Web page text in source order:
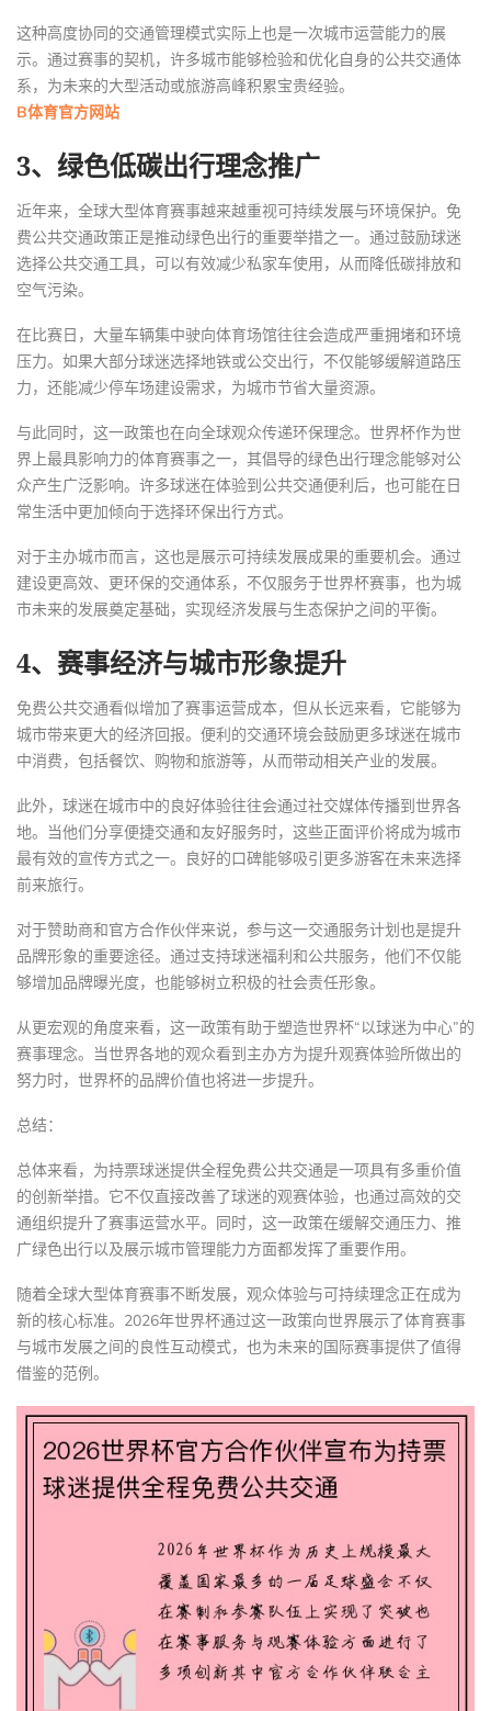
这种高度协同的交通管理模式实际上也是一次城市运营能力的展
示。通过赛事的契机，许多城市能够检验和优化自身的公共交通体
系，为未来的大型活动或旅游高峰积累宝贵经验。
B体育官方网站
3、绿色低碳出行理念推广
近年来，全球大型体育赛事越来越重视可持续发展与环境保护。免
费公共交通政策正是推动绿色出行的重要举措之一。通过鼓励球迷
选择公共交通工具，可以有效减少私家车使用，从而降低碳排放和
空气污染。
在比赛日，大量车辆集中驶向体育场馆往往会造成严重拥堵和环境
压力。如果大部分球迷选择地铁或公交出行，不仅能够缓解道路压
力，还能减少停车场建设需求，为城市节省大量资源。
与此同时，这一政策也在向全球观众传递环保理念。世界杯作为世
界上最具影响力的体育赛事之一，其倡导的绿色出行理念能够对公
众产生广泛影响。许多球迷在体验到公共交通便利后，也可能在日
常生活中更加倾向于选择环保出行方式。
对于主办城市而言，这也是展示可持续发展成果的重要机会。通过
建设更高效、更环保的交通体系，不仅服务于世界杯赛事，也为城
市未来的发展奠定基础，实现经济发展与生态保护之间的平衡。
4、赛事经济与城市形象提升
免费公共交通看似增加了赛事运营成本，但从长远来看，它能够为
城市带来更大的经济回报。便利的交通环境会鼓励更多球迷在城市
中消费，包括餐饮、购物和旅游等，从而带动相关产业的发展。
此外，球迷在城市中的良好体验往往会通过社交媒体传播到世界各
地。当他们分享便捷交通和友好服务时，这些正面评价将成为城市
最有效的宣传方式之一。良好的口碑能够吸引更多游客在未来选择
前来旅行。
对于赞助商和官方合作伙伴来说，参与这一交通服务计划也是提升
品牌形象的重要途径。通过支持球迷福利和公共服务，他们不仅能
够增加品牌曝光度，也能够树立积极的社会责任形象。
从更宏观的角度来看，这一政策有助于塑造世界杯“以球迷为中心”的
赛事理念。当世界各地的观众看到主办方为提升观赛体验所做出的
努力时，世界杯的品牌价值也将进一步提升。
总结：
总体来看，为持票球迷提供全程免费公共交通是一项具有多重价值
的创新举措。它不仅直接改善了球迷的观赛体验，也通过高效的交
通组织提升了赛事运营水平。同时，这一政策在缓解交通压力、推
广绿色出行以及展示城市管理能力方面都发挥了重要作用。
随着全球大型体育赛事不断发展，观众体验与可持续理念正在成为
新的核心标准。2026年世界杯通过这一政策向世界展示了体育赛事
与城市发展之间的良性互动模式，也为未来的国际赛事提供了值得
借鉴的范例。